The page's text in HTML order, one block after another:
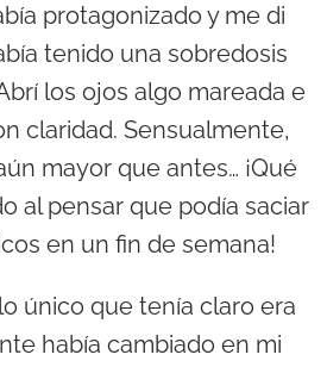
protagonizado y me di
tenido una sobredosis
los ojos algo mareada e
claridad. Sensualmente,
mayor que antes… ¡Qué
al pensar que podía saciar
en un fin de semana!
único que tenía claro era
había cambiado en mi